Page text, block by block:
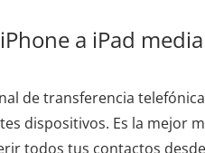
a iPad
de transferencia
dispositivos. Es la mejor
todos tus contactos